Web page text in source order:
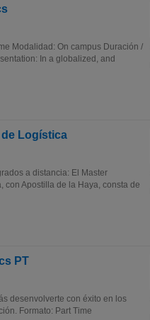
Modalidad: On campus Duración /
In a globalized, and
de Logística
a distancia: El Master
con Apostilla de la Haya, consta de
PT
desenvolverte con éxito en los
Formato: Part Time